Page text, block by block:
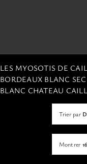
OFFRIR UNE
LES MYOSOTIS DE
BORDEAUX BLANC
BLANC CHATEAU
Trier par
Montrer